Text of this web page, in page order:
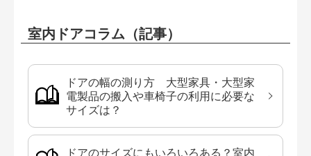
室内ドアコラム（記事）
ドアの幅の測り方 大型家具・大型家
電製品の搬入や車椅子の利用に必要な
サイズは？
ドアのサイズにもいろいろある？室内